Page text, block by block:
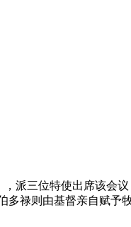
派三位特使出席该会
多禄则由基督亲自赋予